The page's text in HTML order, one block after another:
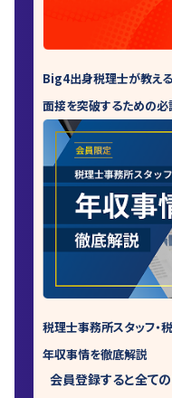
Big4出身税理士が教える
面接を突破するための必
税理士事務所スタッフ・
年収事情を徹底解説
会員登録すると全て